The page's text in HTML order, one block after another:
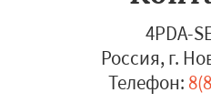
4PDA-
Россия, г.
Телефон: